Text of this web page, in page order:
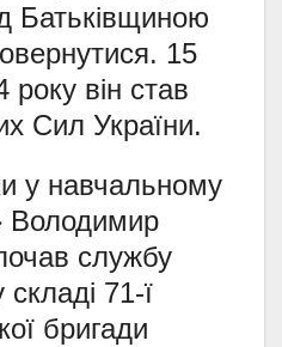
Батьківщиною
15
він став
Сил України.
у навчальному
Володимир
службу
71-ї
бригади